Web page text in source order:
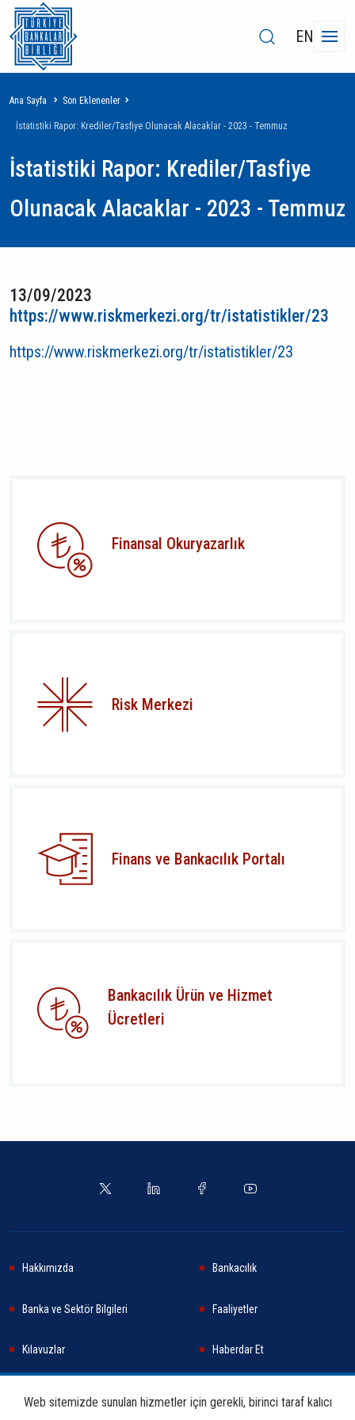
EN
Sayfa
yolu
Ana Sayfa Son Eklenenler
İstatistiki Rapor: Krediler/Tasfiye Olunacak Alacaklar - 2023 - Temmuz
İstatistiki Rapor: Krediler/Tasfiye
Olunacak Alacaklar - 2023 - Temmuz
13/09/2023
https://www.riskmerkezi.org/tr/istatistikler/23
https://www.riskmerkezi.org/tr/istatistikler/23
Finansal Okuryazarlık
Risk Merkezi
Finans ve Bankacılık Portalı
Bankacılık Ürün ve Hizmet
Ücretleri
Hakkımızda Bankacılık
Banka ve Sektör Bilgileri Faaliyetler
Kılavuzlar Haberdar Et
Web sitemizde sunulan hizmetler için gerekli, birinci taraf kalıcı